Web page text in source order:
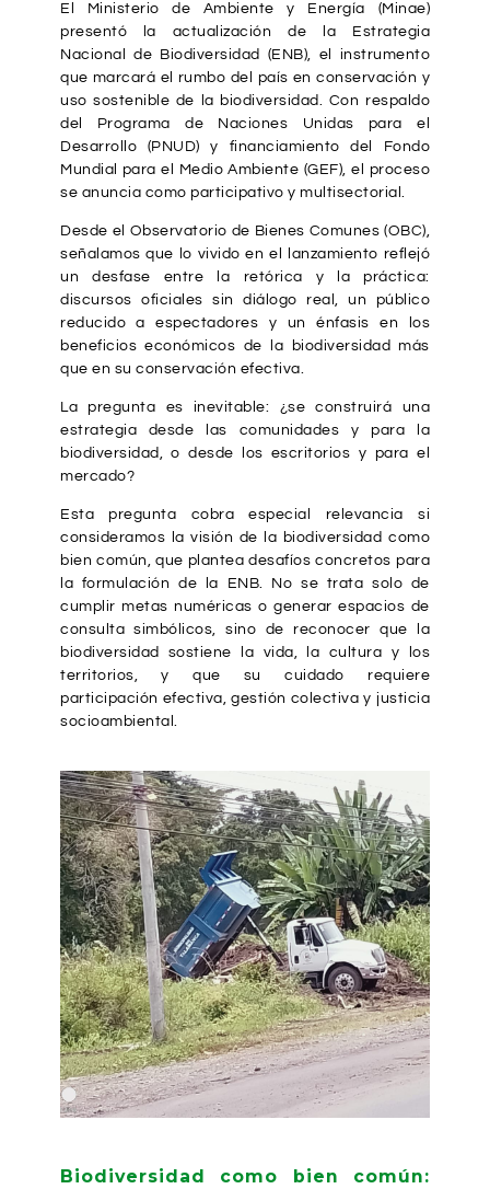
El Ministerio de Ambiente y Energía (Minae)
presentó la actualización de la Estrategia
Nacional de Biodiversidad (ENB), el instrumento
que marcará el rumbo del país en conservación y
uso sostenible de la biodiversidad. Con respaldo
del Programa de Naciones Unidas para el
Desarrollo (PNUD) y financiamiento del Fondo
Mundial para el Medio Ambiente (GEF), el proceso
se anuncia como participativo y multisectorial.
Desde el Observatorio de Bienes Comunes (OBC),
señalamos que lo vivido en el lanzamiento reflejó
un desfase entre la retórica y la práctica:
discursos oficiales sin diálogo real, un público
reducido a espectadores y un énfasis en los
beneficios económicos de la biodiversidad más
que en su conservación efectiva.
La pregunta es inevitable: ¿se construirá una
estrategia desde las comunidades y para la
biodiversidad, o desde los escritorios y para el
mercado?
Esta pregunta cobra especial relevancia si
consideramos la visión de la biodiversidad como
bien común, que plantea desafíos concretos para
la formulación de la ENB. No se trata solo de
cumplir metas numéricas o generar espacios de
consulta simbólicos, sino de reconocer que la
biodiversidad sostiene la vida, la cultura y los
territorios, y que su cuidado requiere
participación efectiva, gestión colectiva y justicia
socioambiental.
Biodiversidad como bien común: